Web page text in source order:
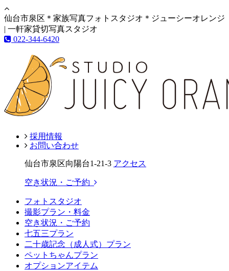
仙台市泉区＊家族写真フォトスタジオ＊ジューシーオレンジ
| 一軒家貸切写真スタジオ
022-344-6420
採用情報
お問い合わせ
仙台市泉区向陽台1-21-3 アクセス
空き状況・ご予約
フォトスタジオ
撮影プラン・料金
空き状況・ご予約
七五三プラン
二十歳記念（成人式）プラン
ペットちゃんプラン
オプションアイテム